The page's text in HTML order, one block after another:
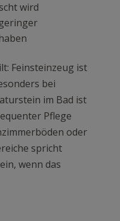
wird
Feinsteinzeug ist
bei
im Bad ist
Pflege
oder
spricht
wenn das